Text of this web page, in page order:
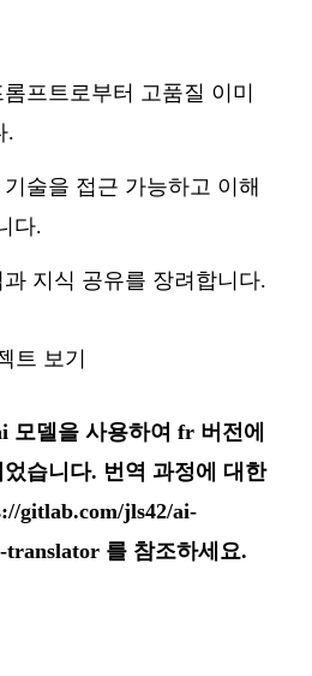
롬프트로부터 고품질 이미
.
술을 접근 가능하고 이해
다.
과 지식 공유를 장려합니다.
트 보기
모델을 사용하여 fr 버전에
습니다. 번역 과정에 대한
gitlab.com/jls42/ai-
translator 를 참조하세요.